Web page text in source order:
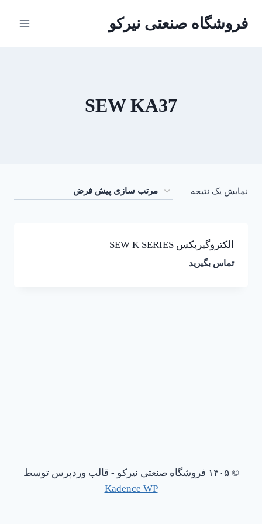
فروشگاه صنعتی نیرکو
SEW KA37
نمایش یک نتیجه
الکتروگیربکس SEW K SERIES
تماس بگیرید
© ۱۴۰۵ فروشگاه صنعتی نیرکو - قالب وردپرس توسط
Kadence WP